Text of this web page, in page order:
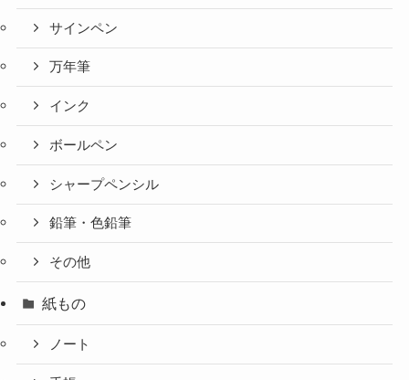
サインペン
万年筆
インク
ボールペン
シャープペンシル
鉛筆・色鉛筆
その他
紙もの
ノート